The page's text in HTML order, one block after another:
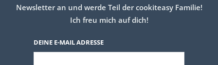
Newsletter an und werde Teil der cookiteasy Familie!
Ich freu mich auf dich!
DEINE E-MAIL ADRESSE